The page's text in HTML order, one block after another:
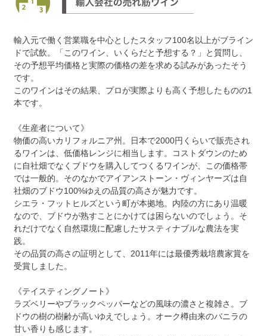
輸入元で働く営業職を中心としたスタッフ100名以上がブライン
ドで試飲。「このワイン、いくらだと予想する？」と質問し、
その予想平均価格と実際の価格の差を求める試みがあったそう
です。
このワインはその結果、プロが実際よりも高く予想したものの1
本です。
《生産者について》
物価の高いカリフォルニア州。日本で2000円くらいで販売され
るワインは、低価格レンジに相当します。コストダウンのため
に自社畑でなくブドウを購入してつくるワインが、この価格帯
では一般的。そのなかでアイアンストーン・ヴィンヤーズは自
社畑のブドウ100%ゆえの品質の高さが魅力です。
シエラ・フットヒルズという町が本拠地。内陸の方にあり温暖
なので、ブドウが熟すことにかけては困らないのでしょう。そ
れだけでなく自然環境に配慮したサスティナブルな農法を実
践。
その品質の高さの証明として、2011年には最優秀栽培農家賞を
受賞しました。
《テイスティングノート》
ラズベリーやブラックペッパーなどの風味の濃さと複雑さ。ブ
ドウの樹の樹齢が高いゆえでしょう。オーク樽由来のバニラの
甘い香りも感じます。